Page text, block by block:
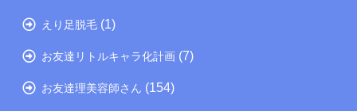
えり足脱毛 (1)
お友達リトルキャラ化計画 (7)
お友達理美容師さん (154)